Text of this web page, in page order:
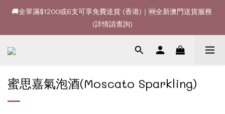
🚚全單滿$1200或6支可享免費送貨 (香港)｜🆕全新澳門送貨服務
(詳情請查詢)
🚚全單滿$1200或6支可享免費送貨 (香港)｜🆕全新澳門送貨服務
(詳情請查詢)
🍷酒款、優惠經常更新，請時刻追蹤我地😊｜🤵👰Wine Couple
🚚全單滿$1200或6支可享免費送貨 (香港)｜🆕全新澳門送貨服務
蜜思嘉氣泡酒(Moscato Sparkling)